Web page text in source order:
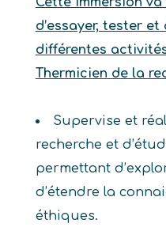
d’essayer, tester
différentes
Thermicien de la
Supervise et
recherche et
permettant
d’étendre la
éthiques.